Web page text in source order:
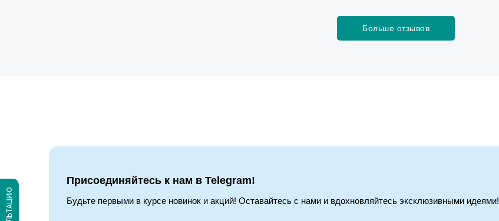
Больше отзывов
Присоединяйтесь к нам в Telegram!
Будьте первыми в курсе новинок и акций! Оставайтесь с нами и вдохновляйтесь эксклюзивными идеями!